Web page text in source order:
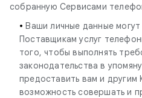
собранную Сервисами
•Ваши личные данные
Поставщикам услуг
того, чтобы выполнять
законодательства в
предоставить вам и другим
возможность совершать и